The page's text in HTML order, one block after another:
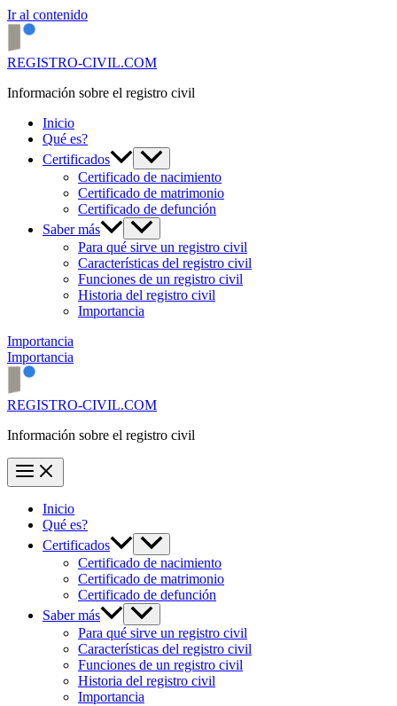
Ir al contenido
REGISTRO-CIVIL.COM
Información sobre el registro civil
Inicio
Qué es?
Certificados
Certificado de nacimiento
Certificado de matrimonio
Certificado de defunción
Saber más
Para qué sirve un registro civil
Características del registro civil
Funciones de un registro civil
Historia del registro civil
Importancia
Importancia
Importancia
REGISTRO-CIVIL.COM
Información sobre el registro civil
Inicio
Qué es?
Certificados
Certificado de nacimiento
Certificado de matrimonio
Certificado de defunción
Saber más
Para qué sirve un registro civil
Características del registro civil
Funciones de un registro civil
Historia del registro civil
Importancia